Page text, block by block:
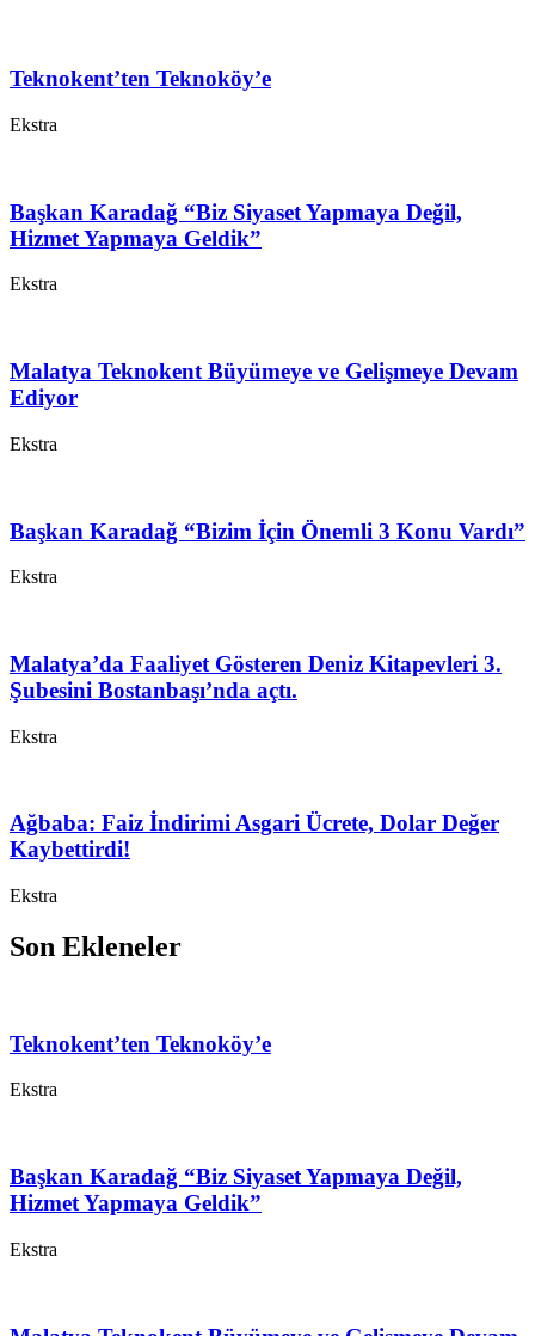
Teknokent’ten Teknoköy’e
Ekstra
Başkan Karadağ “Biz Siyaset Yapmaya Değil,
Hizmet Yapmaya Geldik”
Ekstra
Malatya Teknokent Büyümeye ve Gelişmeye Devam
Ediyor
Ekstra
Başkan Karadağ “Bizim İçin Önemli 3 Konu Vardı”
Ekstra
Malatya’da Faaliyet Gösteren Deniz Kitapevleri 3.
Şubesini Bostanbaşı’nda açtı.
Ekstra
Ağbaba: Faiz İndirimi Asgari Ücrete, Dolar Değer
Kaybettirdi!
Ekstra
Son Ekleneler
Teknokent’ten Teknoköy’e
Ekstra
Başkan Karadağ “Biz Siyaset Yapmaya Değil,
Hizmet Yapmaya Geldik”
Ekstra